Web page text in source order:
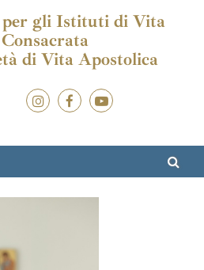
per gli Istituti di Vita
Consacrata
di Vita Apostolica